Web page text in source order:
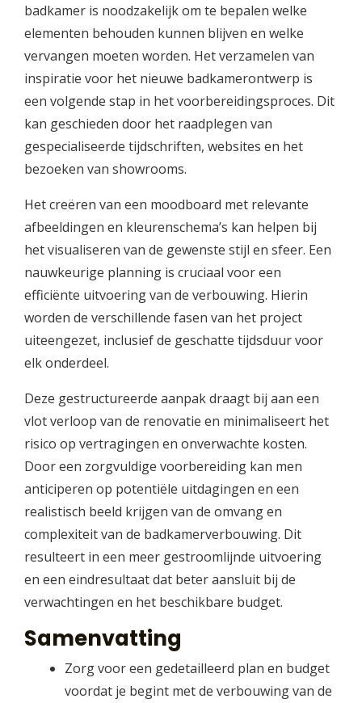
badkamer is noodzakelijk om te bepalen welke
elementen behouden kunnen blijven en welke
vervangen moeten worden. Het verzamelen van
inspiratie voor het nieuwe badkamerontwerp is
een volgende stap in het voorbereidingsproces. Dit
kan geschieden door het raadplegen van
gespecialiseerde tijdschriften, websites en het
bezoeken van showrooms.
Het creëren van een moodboard met relevante
afbeeldingen en kleurenschema’s kan helpen bij
het visualiseren van de gewenste stijl en sfeer. Een
nauwkeurige planning is cruciaal voor een
efficiënte uitvoering van de verbouwing. Hierin
worden de verschillende fasen van het project
uiteengezet, inclusief de geschatte tijdsduur voor
elk onderdeel.
Deze gestructureerde aanpak draagt bij aan een
vlot verloop van de renovatie en minimaliseert het
risico op vertragingen en onverwachte kosten.
Door een zorgvuldige voorbereiding kan men
anticiperen op potentiële uitdagingen en een
realistisch beeld krijgen van de omvang en
complexiteit van de badkamerverbouwing. Dit
resulteert in een meer gestroomlijnde uitvoering
en een eindresultaat dat beter aansluit bij de
verwachtingen en het beschikbare budget.
Samenvatting
Zorg voor een gedetailleerd plan en budget
voordat je begint met de verbouwing van de